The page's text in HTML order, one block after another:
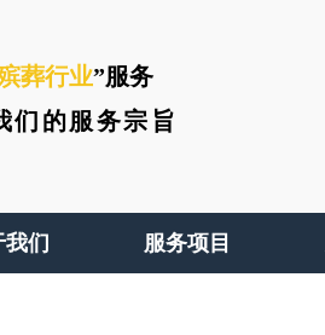
葬行业”服务
们的服务宗旨
我们 服务项目